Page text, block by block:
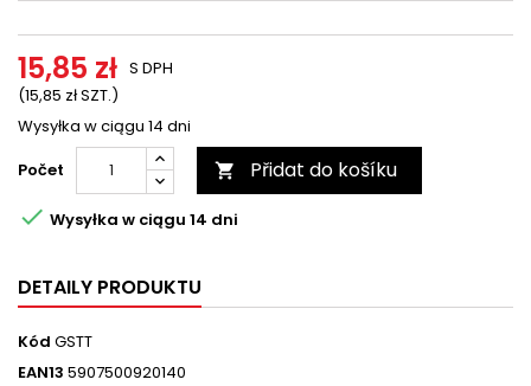
15,85 zł
(15,85 zł SZT.)
S DPH
Wysyłka w ciągu 14 dni
Počet
 Přidat do košíku
 Wysyłka w ciągu 14 dni
DETAILY PRODUKTU
Kód GSTT
EAN13 5907500920140